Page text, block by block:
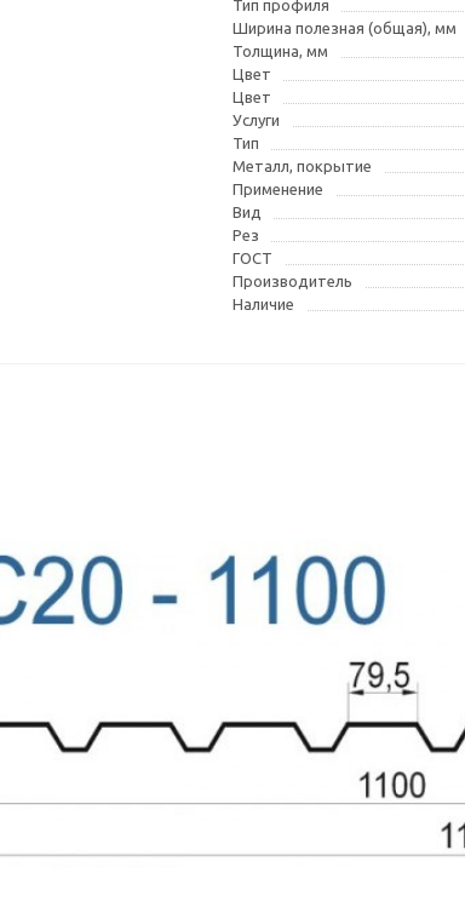
Тип профиля
Ширина полезная (общая), мм
Толщина, мм
Цвет
Цвет
Услуги
Тип
Металл, покрытие
Применение
Вид
Рез
ГОСТ
Производитель
Наличие